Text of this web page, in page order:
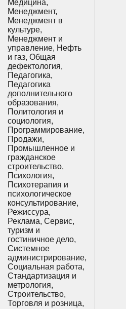
Медицина,
Менеджмент,
Менеджмент в
культуре,
Менеджмент и
управление, Нефть
и газ, Общая
дефектология,
Педагогика,
Педагогика
дополнительного
образования,
Политология и
социология,
Программирование,
Продажи,
Промышленное и
гражданское
строительство,
Психология,
Психотерапия и
психологическое
консультирование,
Режиссура,
Реклама, Сервис,
туризм и
гостиничное дело,
Системное
администрирование,
Социальная работа,
Стандартизация и
метрология,
Строительство,
Торговля и розница,